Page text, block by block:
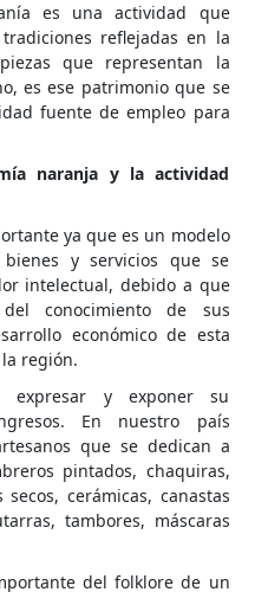
es una actividad que
reflejadas en la
que representan la
es ese patrimonio que se
fuente de empleo para
naranja y la actividad
ya que es un modelo
y servicios que se
intelectual, debido a que
conocimiento de sus
económico de esta
región.
expresar y exponer su
En nuestro país
que se dedican a
pintados, chaquiras,
cerámicas, canastas
tambores, máscaras
del folklore de un